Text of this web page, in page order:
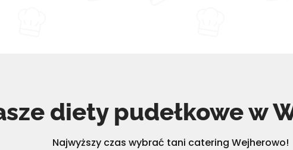
diety pudełkowe​ w
Najwyższy czas wybrać tani catering Wejherowo!